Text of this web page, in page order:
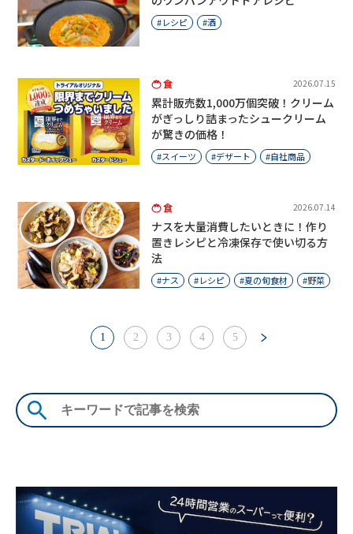
レシピ 酒
食 2026.07.15
累計販売数1,000万個突破！クリーム
がぎっしり詰まったシュークリーム
が驚きの価格！
スイーツ デザート 自社商品
食 2026.07.14
ナスを大量消費したいときに！作り
置きレシピと冷凍保存で使い切る方
法
ナス レシピ 夏の旬食材 野菜
1 2 3 4 5